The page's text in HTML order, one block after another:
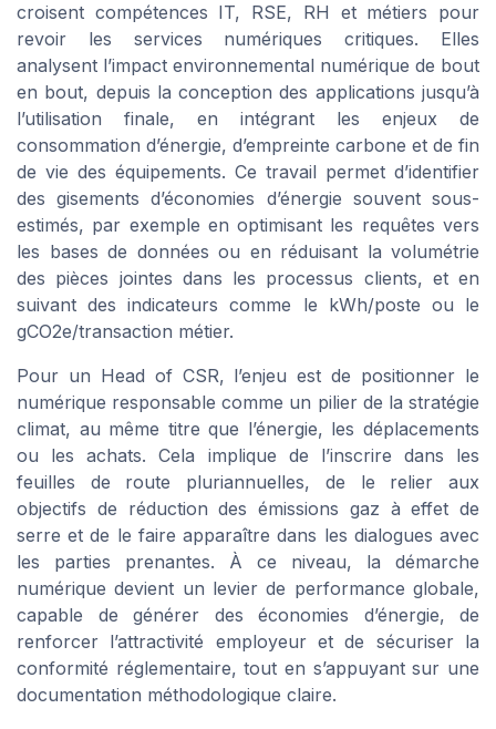
croisent compétences IT, RSE, RH et métiers pour
revoir les services numériques critiques. Elles
analysent l’impact environnemental numérique de bout
en bout, depuis la conception des applications jusqu’à
l’utilisation finale, en intégrant les enjeux de
consommation d’énergie, d’empreinte carbone et de fin
de vie des équipements. Ce travail permet d’identifier
des gisements d’économies d’énergie souvent sous-
estimés, par exemple en optimisant les requêtes vers
les bases de données ou en réduisant la volumétrie
des pièces jointes dans les processus clients, et en
suivant des indicateurs comme le kWh/poste ou le
gCO2e/transaction métier.
Pour un Head of CSR, l’enjeu est de positionner le
numérique responsable comme un pilier de la stratégie
climat, au même titre que l’énergie, les déplacements
ou les achats. Cela implique de l’inscrire dans les
feuilles de route pluriannuelles, de le relier aux
objectifs de réduction des émissions gaz à effet de
serre et de le faire apparaître dans les dialogues avec
les parties prenantes. À ce niveau, la démarche
numérique devient un levier de performance globale,
capable de générer des économies d’énergie, de
renforcer l’attractivité employeur et de sécuriser la
conformité réglementaire, tout en s’appuyant sur une
documentation méthodologique claire.